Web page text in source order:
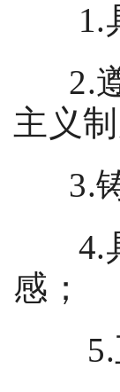
1.
2.
主义制
3.
4.
感；
5.